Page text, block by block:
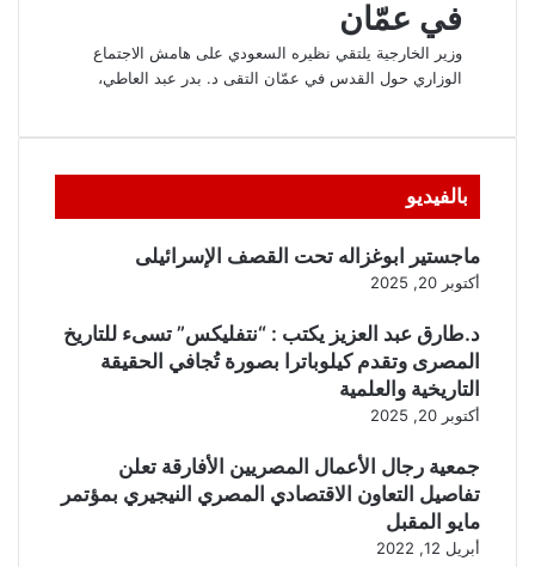
بالفيديو
ماجستير ابوغزاله تحت القصف الإسرائيلى
أكتوبر 20, 2025
د.طارق عبد العزيز يكتب : “نتفليكس” تسىء للتاريخ
المصرى وتقدم كيلوباترا بصورة تُجافي الحقيقة
التاريخية والعلمية
أكتوبر 20, 2025
جمعية رجال الأعمال المصريين الأفارقة تعلن
تفاصيل التعاون الاقتصادي المصري النيجيري بمؤتمر
مايو المقبل
أبريل 12, 2022